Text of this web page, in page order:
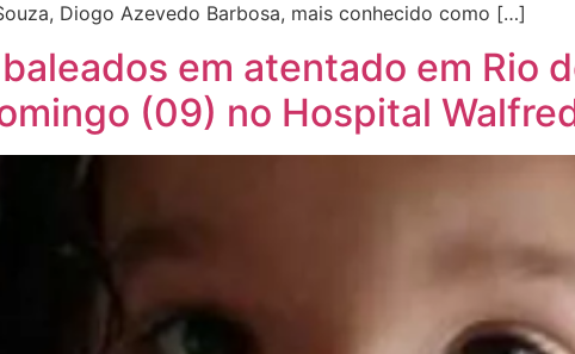
Diogo Azevedo Barbosa, mais conhecido como […]
em atentado em Rio
(09) no Hospital